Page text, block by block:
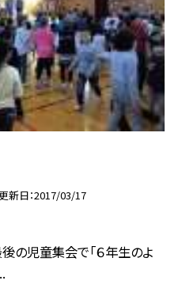
新日 2017/03/17
の児童集会で「６年生のよ